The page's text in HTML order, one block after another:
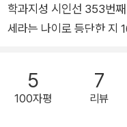
학과지성 시인선 353번
세라는 나이로 등단한 지
은 감안하자면, 2년이라
진 이번 시집 <키스> 는
5
100자평
7
리뷰